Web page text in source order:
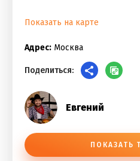
Показать на карте
Адрес: Москва
Поделиться:
Евгений
ПОКАЗАТЬ